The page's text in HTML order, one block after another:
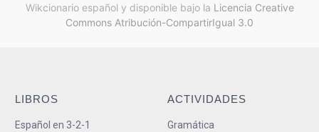
Wikcionario español y disponible bajo la Licencia Creative
Commons Atribución-CompartirIgual 3.0
LIBROS
Español en 3-2-1
ACTIVIDADES
Gramática